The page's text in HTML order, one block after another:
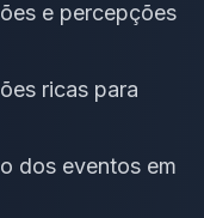
e percepções
ricas para
dos eventos em